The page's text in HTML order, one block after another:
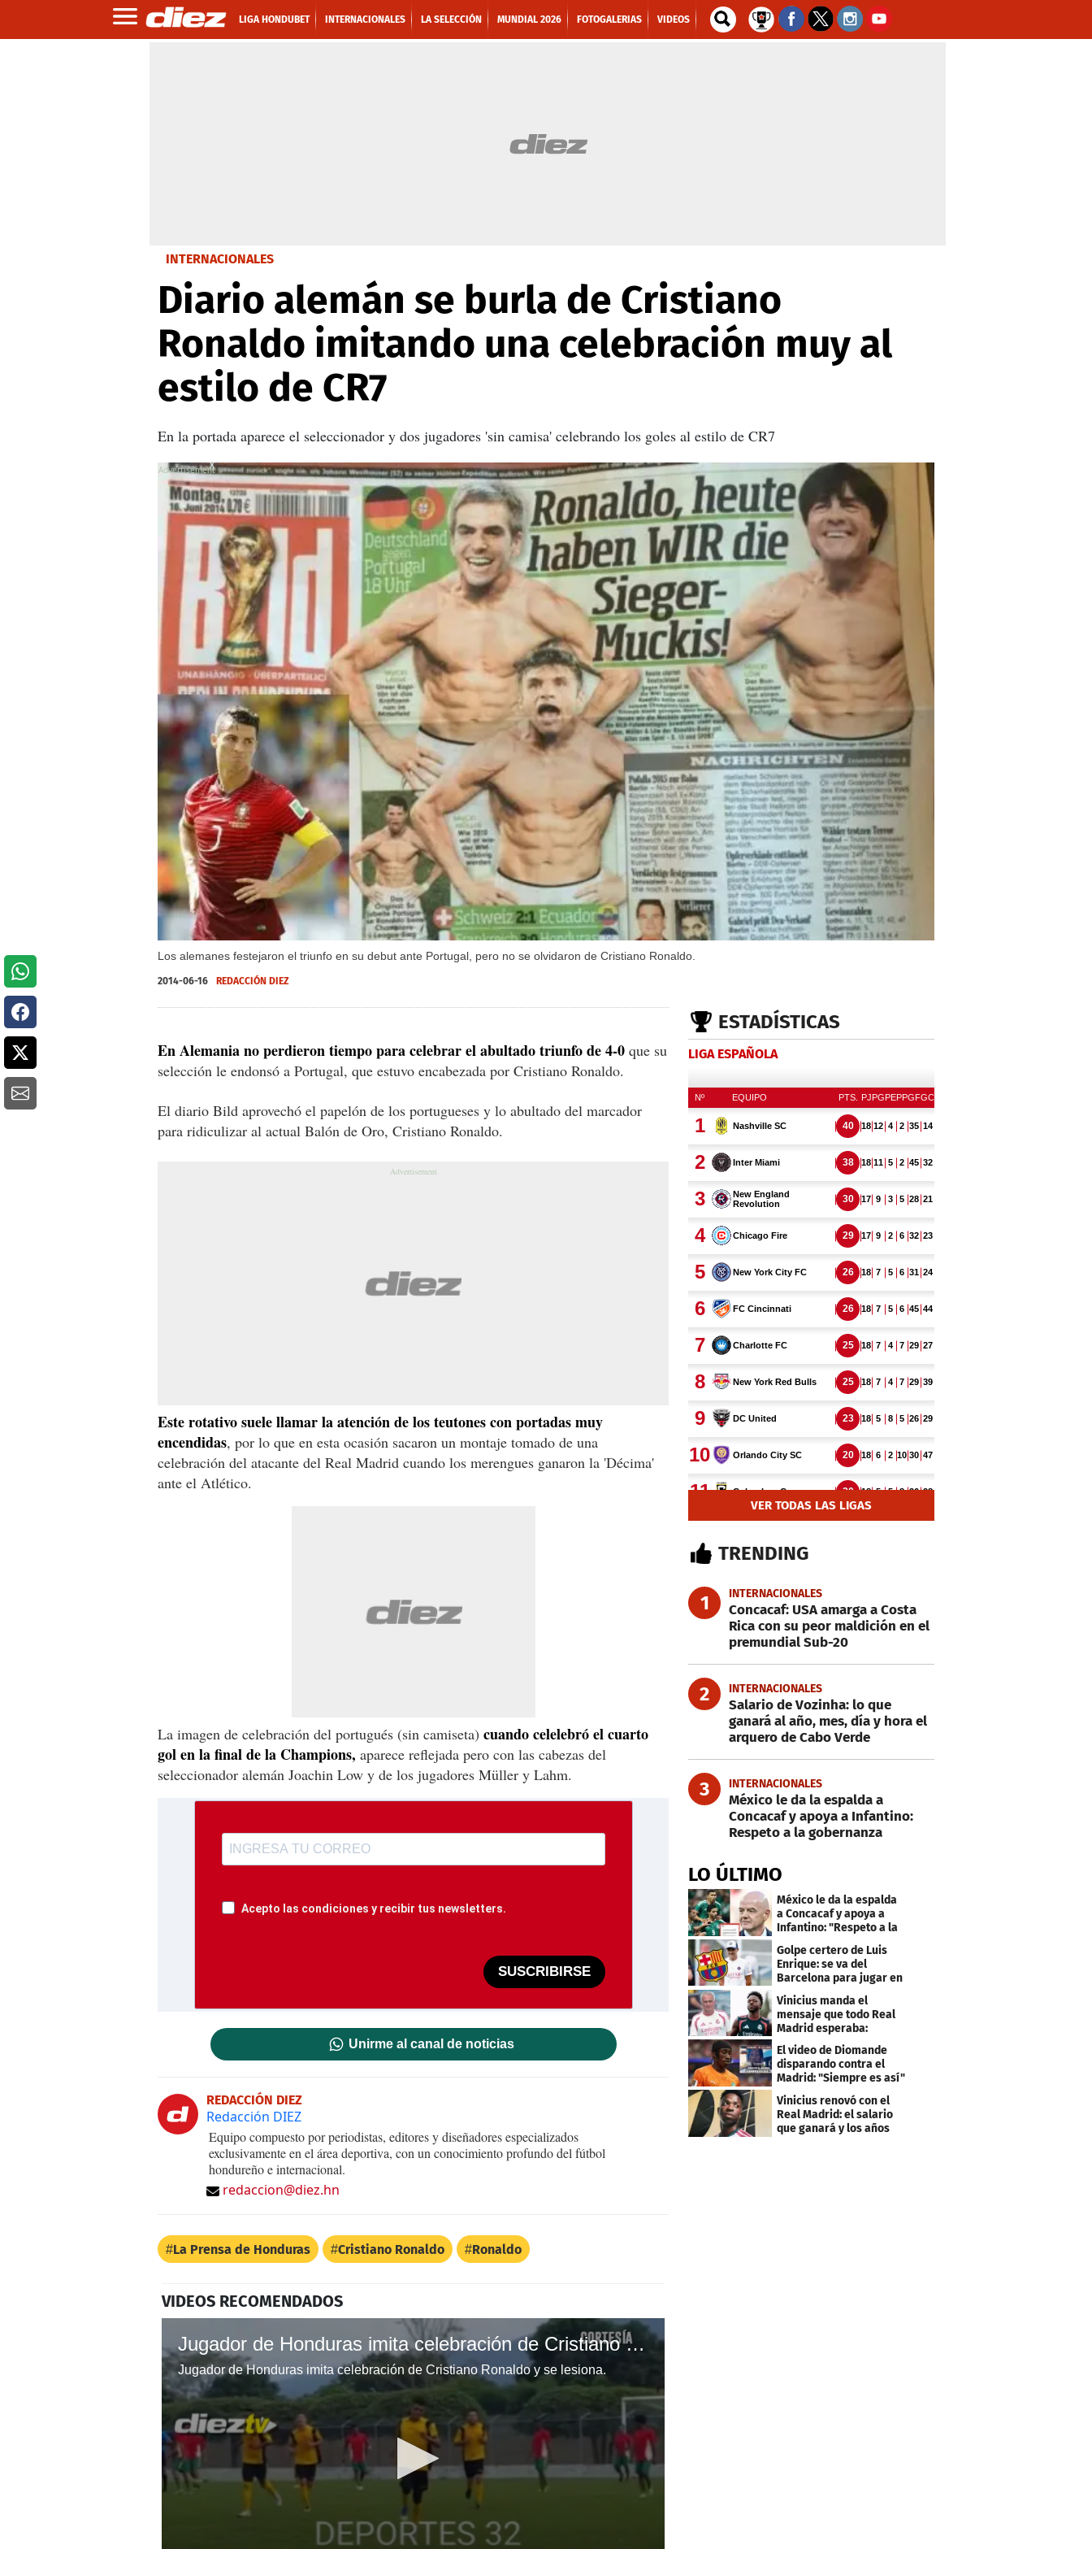
LIGA HONDUBET INTERNACIONALES LA SELECCIÓN MUNDIAL 2026 FOTOGALERIAS VIDEOS
INTERNACIONALES
Diario alemán se burla de Cristiano
Ronaldo imitando una celebración muy al
estilo de CR7
En la portada aparece el seleccionador y dos jugadores 'sin camisa' celebrando los goles al estilo de CR7
Los alemanes festejaron el triunfo en su debut ante Portugal, pero no se olvidaron de Cristiano Ronaldo.
X
2014-06-16 REDACCIÓN DIEZ
En Alemania no perdieron tiempo para celebrar el abultado triunfo de 4-0 que su
selección le endonsó a Portugal, que estuvo encabezada por Cristiano Ronaldo.
El diario Bild aprovechó el papelón de los portugueses y lo abultado del marcador
para ridiculizar al actual Balón de Oro, Cristiano Ronaldo.
Este rotativo suele llamar la atención de los teutones con portadas muy
encendidas, por lo que en esta ocasión sacaron un montaje tomado de una
celebración del atacante del Real Madrid cuando los merengues ganaron la 'Décima'
ante el Atlético.
La imagen de celebración del portugués (sin camiseta) cuando celelebró el cuarto
gol en la final de la Champions, aparece reflejada pero con las cabezas del
seleccionador alemán Joachin Low y de los jugadores Müller y Lahm.
Acepto las condiciones y recibir tus newsletters.
SUSCRIBIRSE
Unirme al canal de noticias
REDACCIÓN DIEZ
Redacción DIEZ
Equipo compuesto por periodistas, editores y diseñadores especializados
exclusivamente en el área deportiva, con un conocimiento profundo del fútbol
hondureño e internacional.
redaccion@diez.hn
La Prensa de Honduras Cristiano Ronaldo Ronaldo
VIDEOS RECOMENDADOS
Jugador de Honduras imita celebración de Cristiano Ronaldo y se lesiona.
Jugador de Honduras imita celebración de Cristiano Ronaldo y se lesiona.
ESTADÍSTICAS
LIGA ESPAÑOLA
VER TODAS LAS LIGAS
TRENDING
1 INTERNACIONALES
Concacaf: USA amarga a Costa
Rica con su peor maldición en el
premundial Sub-20
2 INTERNACIONALES
Salario de Vozinha: lo que
ganará al año, mes, día y hora el
arquero de Cabo Verde
3 INTERNACIONALES
México le da la espalda a
Concacaf y apoya a Infantino:
Respeto a la gobernanza
LO ÚLTIMO
México le da la espalda
a Concacaf y apoya a
Infantino: "Respeto a la
gobernanza"
Golpe certero de Luis
Enrique: se va del
Barcelona para jugar en
el PSG
Vinicius manda el
mensaje que todo Real
Madrid esperaba:
"Mourinho..."
El video de Diomande
disparando contra el
Madrid: "Siempre es así"
Vinicius renovó con el
Real Madrid: el salario
que ganará y los años